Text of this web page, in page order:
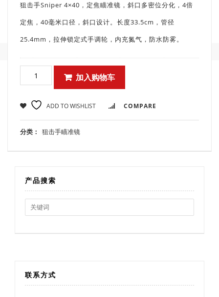
狙击手Sniper 4×40，定焦瞄准镜，斜口多密位分化，4倍
定焦，40毫米口径，斜口设计。长度33.5cm，管径
25.4mm，拉伸锁定式手调轮，内充氮气，防水防雾。
加入购物车
ADD TO WISHLIST COMPARE
分类： 狙击手瞄准镜
产品搜索
Search
for:
联系方式